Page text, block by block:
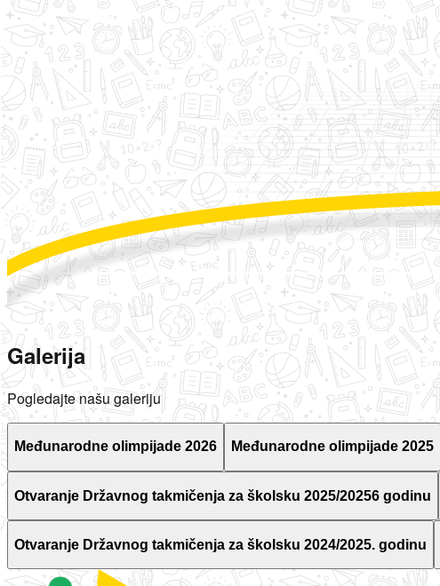
Galerija
Pogledajte našu galeriju
Međunarodne olimpijade 2026 Međunarodne olimpijade 2025
Otvaranje Državnog takmičenja za školsku 2025/20256 godinu
Otvaranje Državnog takmičenja za školsku 2024/2025. godinu